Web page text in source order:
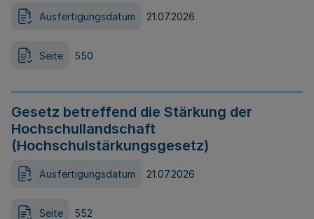
Ausfertigungsdatum 21.07.2026
Seite 550
Gesetz betreffend die Stärkung der
Hochschullandschaft
(Hochschulstärkungsgesetz)
Ausfertigungsdatum 21.07.2026
Seite 552